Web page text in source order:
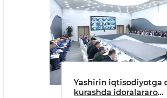
Yashirin iqtisodiyotga
kurashda idoralararo